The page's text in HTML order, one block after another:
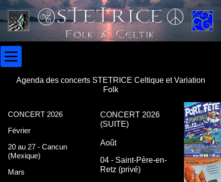
Agenda des concerts STETRICE Celtique et Variation
Folk
CONCERT 2026
Février
20 au 27 - Cancun
(Mexique)
Mars
CONCERT 2026
(SUITE)
Août
04 - Saint-Père-en-
Retz (privé)